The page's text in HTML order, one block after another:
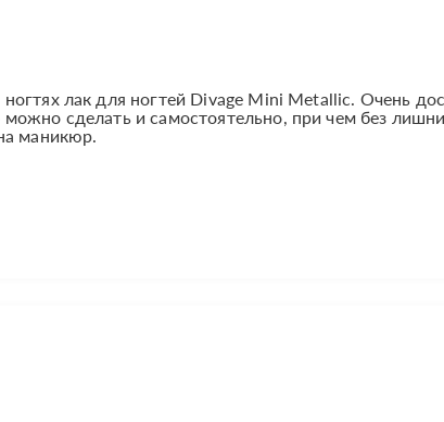
лак для ногтей Divage Mini Metallic. Очень
сделать и самостоятельно, при чем без
маникюр.